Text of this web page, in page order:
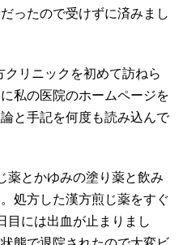
ったので受けずに済みまし
リニックを初めて訪ねら
私の医院のホームページを
と手記を何度も読み込んで
薬とかゆみの塗り薬と飲み
処方した漢方煎じ薬をすぐ
目には出血が止まりまし